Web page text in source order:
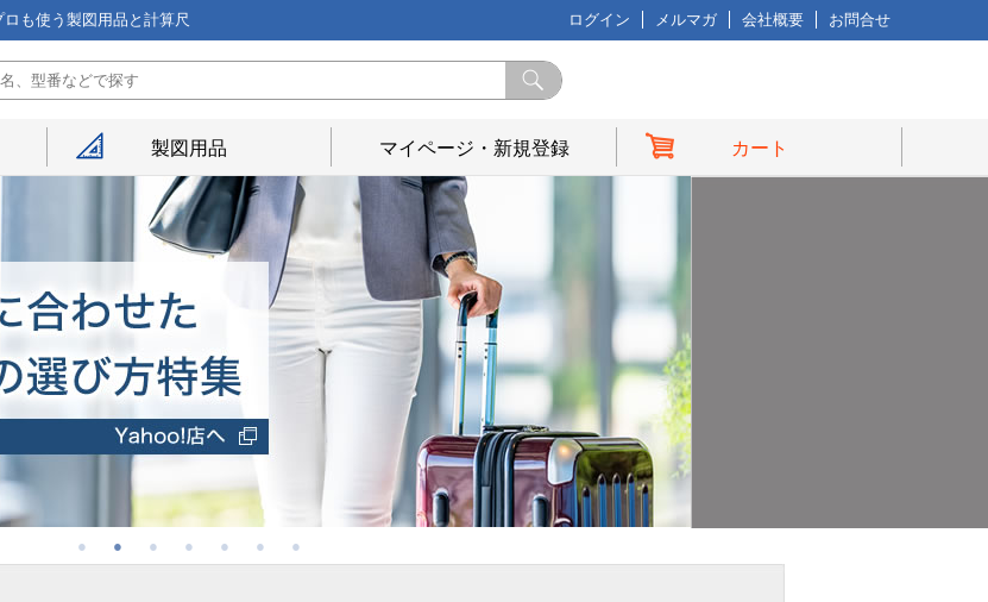
も使う製図用品と計算尺 ログイン メルマガ 会社概要 お問合せ
製図用品 マイページ・新規登録 カート